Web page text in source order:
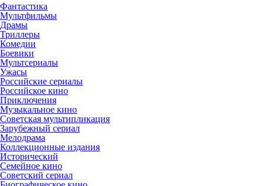
Фантастика
Мультфильмы
Драмы
Триллеры
Комедии
Боевики
Мультсериалы
Ужасы
Российские сериалы
Российское кино
Приключения
Музыкальное кино
Советская мультипликация
Зарубежный сериал
Мелодрама
Коллекционные издания
Исторический
Семейное кино
Советский сериал